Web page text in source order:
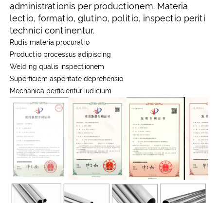
administrationis per productionem. Materia
lectio, formatio, glutino, politio, inspectio periti
technici continentur.
Rudis materia procuratio
Productio processus adipiscing
Welding qualis inspectionem
Superficiem asperitate deprehensio
Mechanica perficientur iudicium